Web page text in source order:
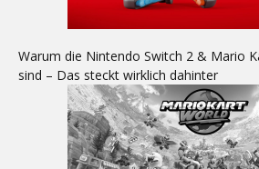
Warum die Nintendo Switch 2 & Mario
sind – Das steckt wirklich dahinter